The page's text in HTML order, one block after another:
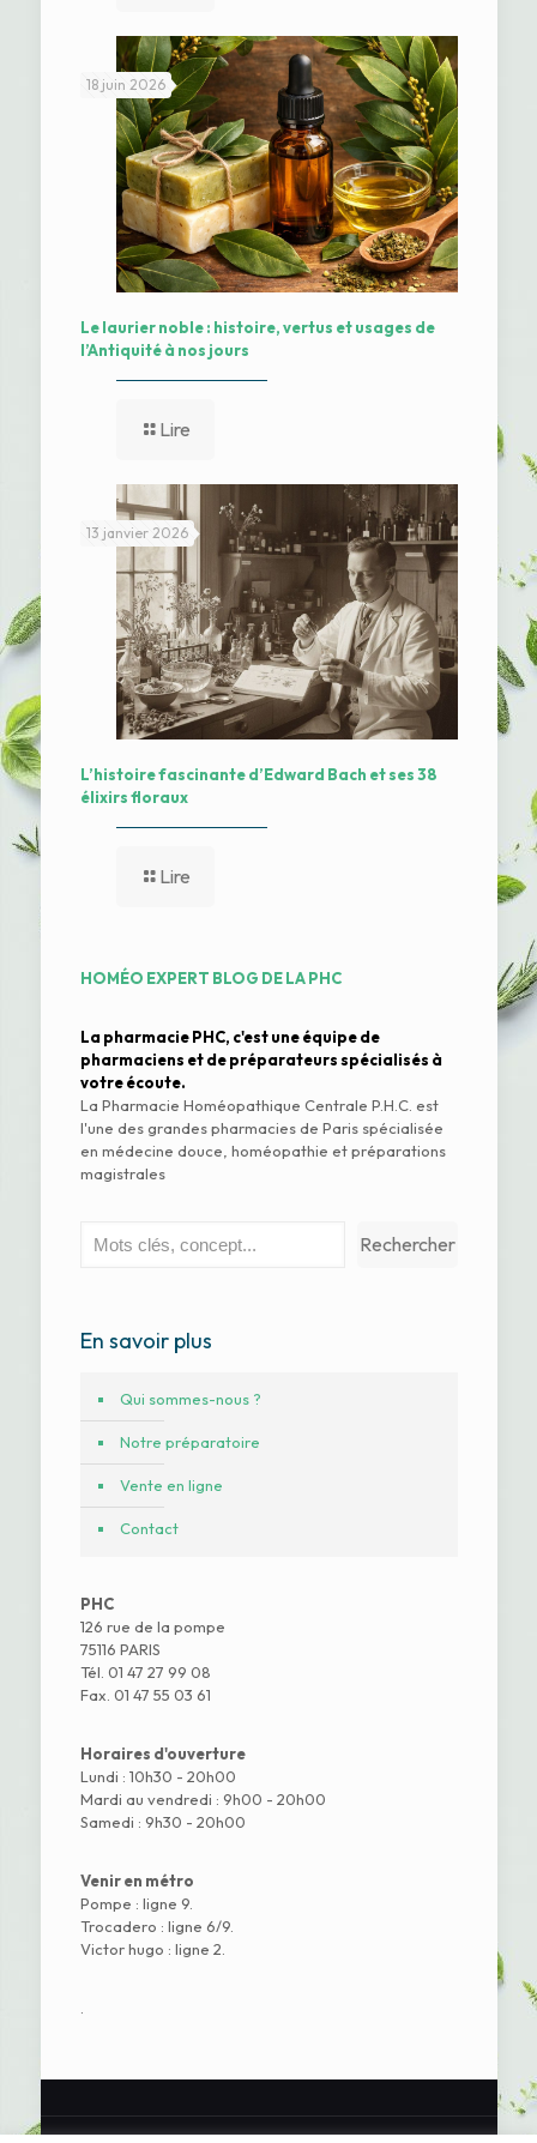
18 juin 2026
Le laurier noble : histoire, vertus et usages de
l’Antiquité à nos jours
Lire
13 janvier 2026
L’histoire fascinante d’Edward Bach et ses 38
élixirs floraux
Lire
HOMÉO EXPERT BLOG DE LA PHC
La pharmacie PHC, c'est une équipe de
pharmaciens et de préparateurs spécialisés à
votre écoute.
La Pharmacie Homéopathique Centrale P.H.C. est
l'une des grandes pharmacies de Paris spécialisée
en médecine douce, homéopathie et préparations
magistrales
Rechercher Rechercher
En savoir plus
Qui sommes-nous ?
Notre préparatoire
Vente en ligne
Contact
PHC
126 rue de la pompe
75116 PARIS
Tél. 01 47 27 99 08
Fax. 01 47 55 03 61
Horaires d'ouverture
Lundi : 10h30 - 20h00
Mardi au vendredi : 9h00 - 20h00
Samedi : 9h30 - 20h00
Venir en métro
Pompe : ligne 9.
Trocadero : ligne 6/9.
Victor hugo : ligne 2.